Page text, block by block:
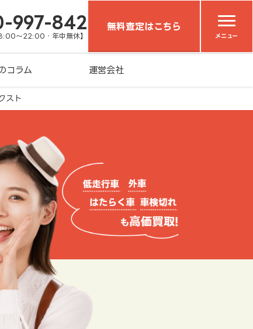
997-842
～22:00・年中無休】
無料査定はこちら
メニュー
コラム 運営会社
スト